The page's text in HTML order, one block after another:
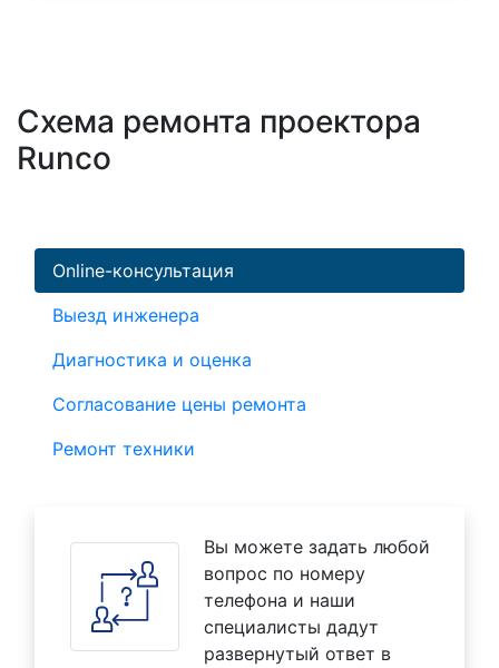
Схема ремонта проектора
Runco
Online-консультация
Выезд инженера
Диагностика и оценка
Согласование цены ремонта
Ремонт техники
Вы можете задать любой
вопрос по номеру
телефона и наши
специалисты дадут
развернутый ответ в